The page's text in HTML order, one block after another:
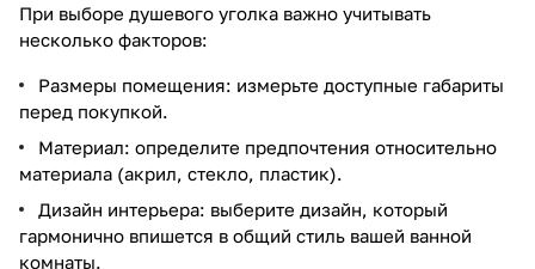
При выборе душевого уголка важно учитывать
несколько факторов:
Размеры помещения: измерьте доступные габариты
перед покупкой.
Материал: определите предпочтения относительно
материала (акрил, стекло, пластик).
Дизайн интерьера: выберите дизайн, который
гармонично впишется в общий стиль вашей ванной
комнаты.